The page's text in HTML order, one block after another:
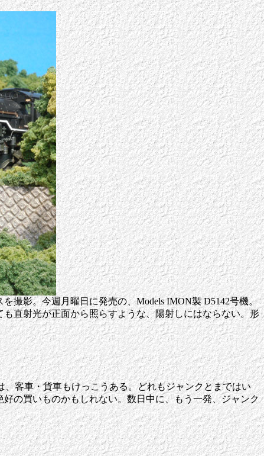
撮影。今週月曜日に発売の、Models IMON製 D5142号機。
直射光が正面から照らすような、陽射しにはならない。形
客車・貨車もけっこうある。どれもジャンクとまではい
の買いものかもしれない。数日中に、もう一発、ジャンク